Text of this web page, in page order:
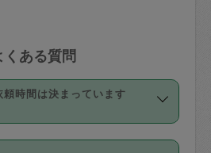
くある質問
頼時間は決まっています
3時間固定です。3時間を